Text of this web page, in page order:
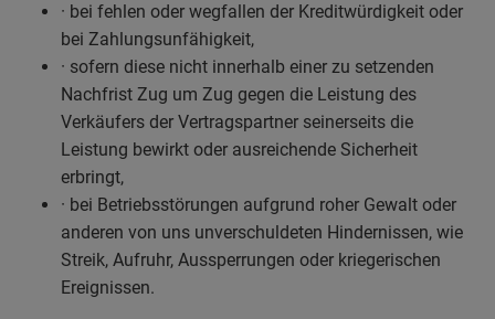
· bei fehlen oder wegfallen der Kreditwürdigkeit oder
bei Zahlungsunfähigkeit,
· sofern diese nicht innerhalb einer zu setzenden
Nachfrist Zug um Zug gegen die Leistung des
Verkäufers der Vertragspartner seinerseits die
Leistung bewirkt oder ausreichende Sicherheit
erbringt,
· bei Betriebsstörungen aufgrund roher Gewalt oder
anderen von uns unverschuldeten Hindernissen, wie
Streik, Aufruhr, Aussperrungen oder kriegerischen
Ereignissen.